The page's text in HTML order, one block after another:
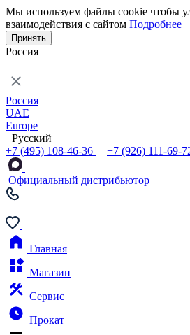
Мы используем файлы cookie чтобы
взаимодействия с сайтом Подробнее
Принять
Россия
Россия
UAE
Europe
Русский
+7 (495) 108-46-36
+7 (926) 111-69-
Официальный дистрибьютор
Главная
Магазин
Сервис
Прокат